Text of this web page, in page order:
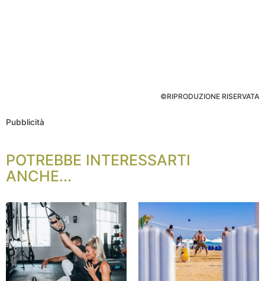
©RIPRODUZIONE RISERVATA
Pubblicità
POTREBBE INTERESSARTI
ANCHE...